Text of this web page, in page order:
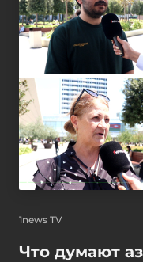
1news TV
Что думают